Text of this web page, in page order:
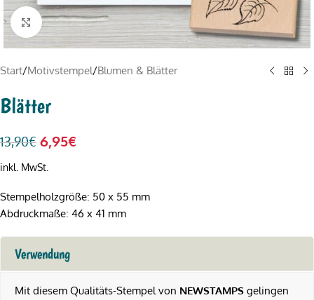
Click to enlarge
Start/Motivstempel/Blumen & Blätter
Blätter
13,90€ 6,95€
inkl. MwSt.
Stempelholzgröße: 50 x 55 mm
Abdruckmaße: 46 x 41 mm
Verwendung
Mit diesem Qualitäts-Stempel von NEWSTAMPS gelingen